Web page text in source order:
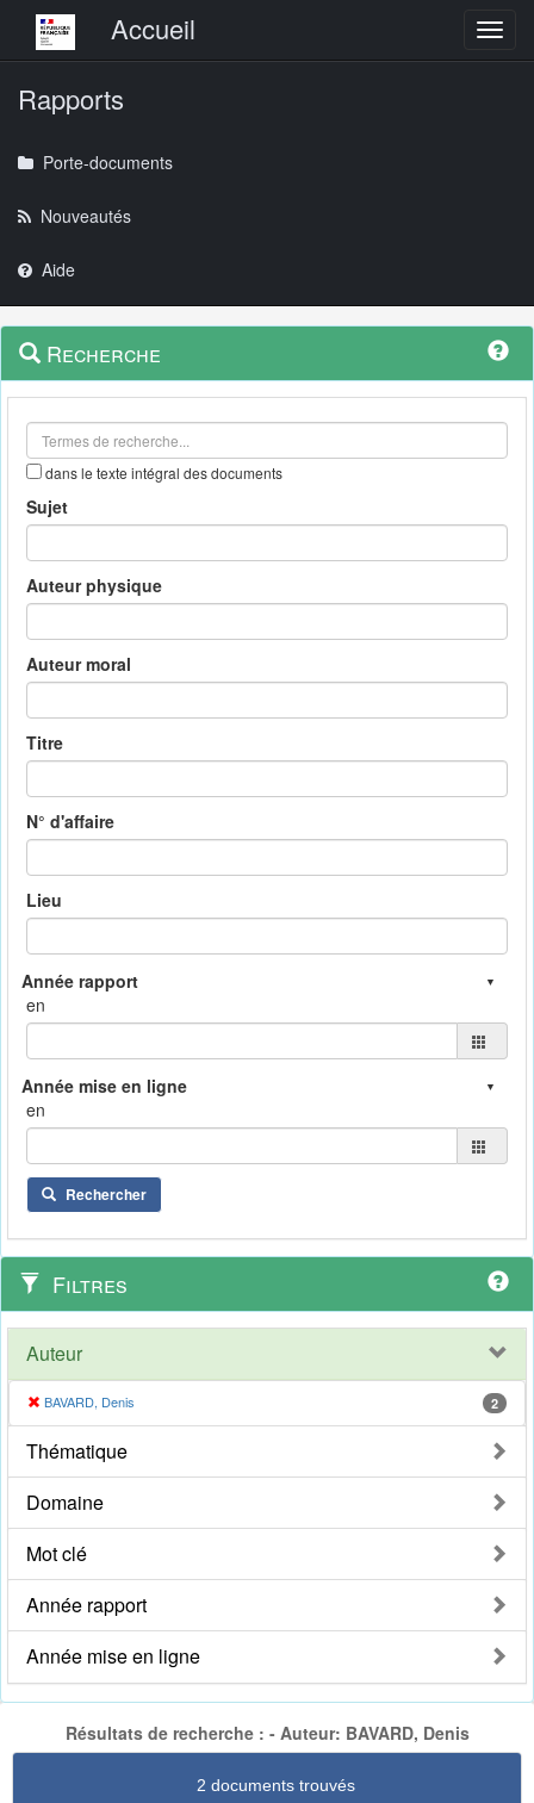
Menu principalAccueil
Rapports
Porte-documents
Nouveautés
Aide
Navigation
outils
Menu
contextuel
Recherche
dans le texte intégral des documents
Sujet
Auteur physique
Auteur moral
Titre
N° d'affaire
Lieu
en
en
Rechercher
Filtres
Auteur
BAVARD, Denis 2
Thématique
Domaine
Mot clé
Année rapport
Année mise en ligne
Résultats de recherche : - Auteur: BAVARD, Denis
2 documents trouvés